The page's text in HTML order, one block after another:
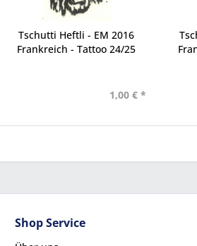
Tschutti Heftli - EM 2016
Frankreich - Tattoo 24/25
1,00 € *
Shop Service